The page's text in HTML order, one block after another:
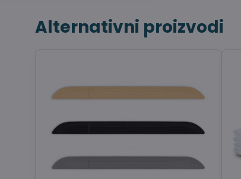
Alternativni proizvodi